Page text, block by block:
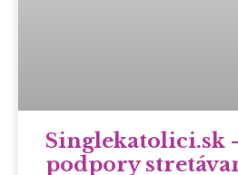
Singlekatolici.sk
podpory